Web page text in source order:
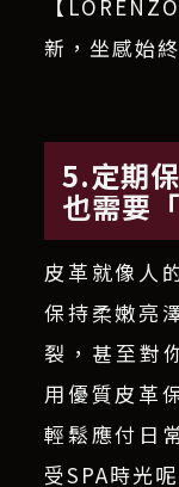
【
新，坐感始
5.定期
也需要
皮革就像人
保持柔嫩亮
裂，甚至對
用優質皮革
輕鬆應付日
受SPA時光呢